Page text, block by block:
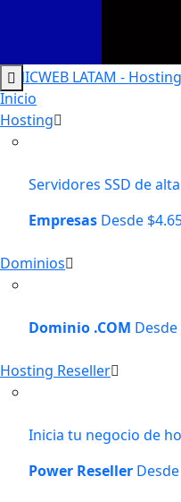
Inicio
Hosting
Servidores SSD de
Empresas Desde
Dominios
Dominio .COM
Hosting Reseller
Inicia tu negocio de
Power Reseller
Recommended Services
Supported Scripts